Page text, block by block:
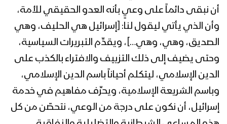
مونتاج نشيد وعد الآخرة | فرقة أنصار الله –
1441هـ
فلاشة والآتي لمزيد (قدس) | فرقة أنصار
الله – 1440هـ
أن نبقى دائماً على وعيٍ بأنه العدو الحقيقي للأمة،
وأن الذي يأتي ليقول لنا: [إسرائيل هي الحليف، وهي
الصديق، وهي، وهي…]، ويقدِّم التبريرات السياسية،
وحتى يضيف إلى ذلك التزييف والافتراء بالكذب على
الدين الإسلامي، ليتكلم أحياناً باسم الدين الإسلامي،
وباسم الشريعة الإسلامية، ويحرِّف مفاهيم في خدمة
إسرائيل، أن نكون على درجة من الوعي، نتحصّن من كل